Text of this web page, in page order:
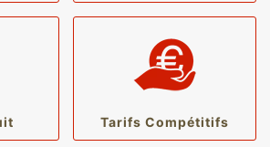
Tarifs Compétitifs